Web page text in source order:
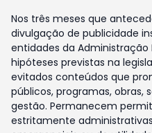
Nos três meses que
divulgação de publicidade
entidades da Administração
hipóteses previstas na
evitados conteúdos que
públicos, programas, obras,
gestão. Permanecem
estritamente